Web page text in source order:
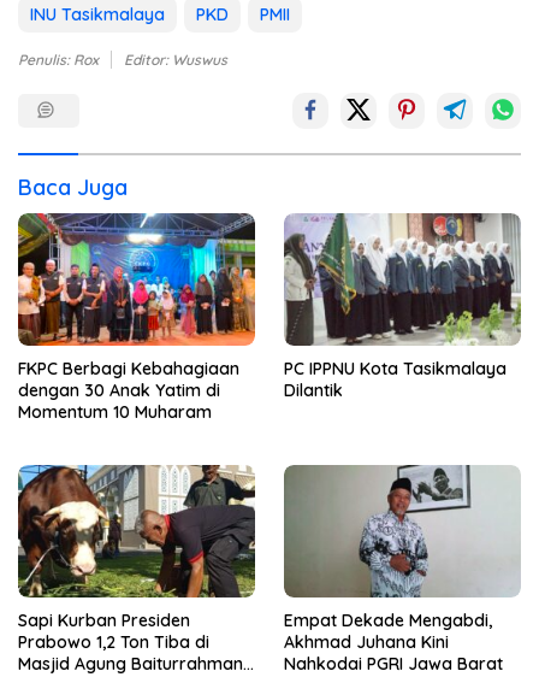
INU Tasikmalaya PKD PMII
Penulis: Rox Editor: Wuswus
Baca Juga
FKPC Berbagi Kebahagiaan
dengan 30 Anak Yatim di
Momentum 10 Muharam
PC IPPNU Kota Tasikmalaya
Dilantik
Sapi Kurban Presiden
Prabowo 1,2 Ton Tiba di
Masjid Agung Baiturrahman
Empat Dekade Mengabdi,
Akhmad Juhana Kini
Nahkodai PGRI Jawa Barat